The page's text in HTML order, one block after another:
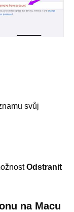
svůj
Odstranit
na Macu